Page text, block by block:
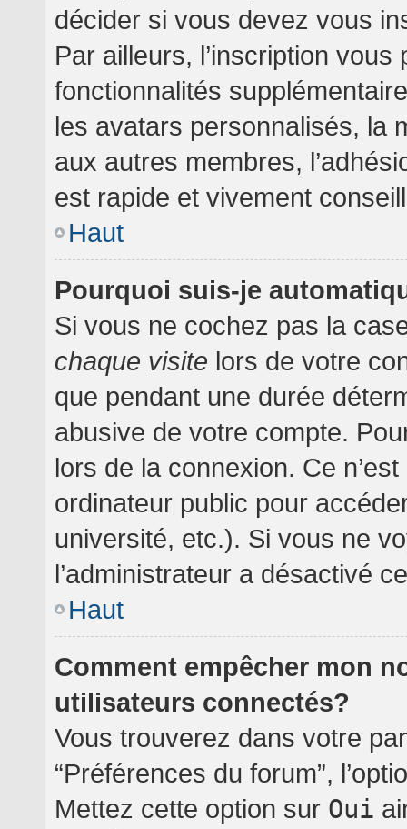
décider si vous devez vous
Par ailleurs, l’inscription
fonctionnalités
les avatars personnalisés, la
aux autres membres,
est rapide et vivement
Haut
Pourquoi suis-je
Si vous ne cochez pas la
chaque visite lors de votre
que pendant une durée
abusive de votre compte.
lors de la connexion. Ce
ordinateur public pour
université, etc.). Si vous ne
l’administrateur a désactivé
Haut
Comment empêcher mon
utilisateurs connectés?
Vous trouverez dans votre
“Préférences du forum”,
Mettez cette option sur Oui